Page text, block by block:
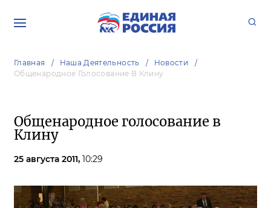
Главная Наша Деятельность
Новости
Общенародное Голосование В Клину
Общенародное голосование в
Клину
25 августа 2011, 10:29